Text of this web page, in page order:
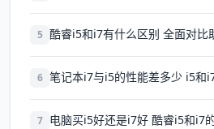
5 酷睿i5和i7有什么区别 全面对比
6 笔记本i7与i5的性能差多少 i5和
7 电脑买i5好还是i7好 酷睿i5和i7